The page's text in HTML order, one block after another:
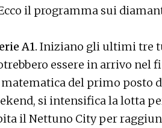
il programma sui
A1. Iniziano gli ultimi tre
essere in arrivo nel
del primo posto
si intensifica la lotta
il Nettuno City per